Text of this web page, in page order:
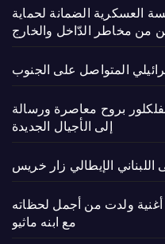
العسكرية الضمانة لحماية
من مخاطر الدّاخل والخارج
المتواصل على الجنوب
بروح معاصرة ورسالة
إلى الأجيال الجديدة
الإيطالي زار خريس
ولدت من أجمل لحظاته
مع ابنه ماثيو